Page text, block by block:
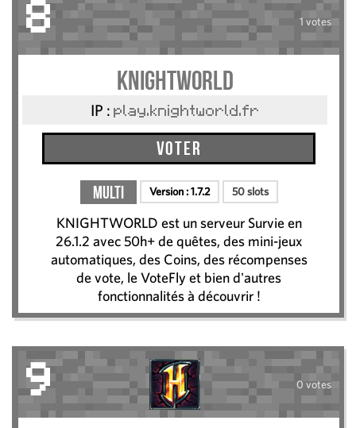
8 1 votes
KnightWorld
IP : play.knightworld.fr
Voter
Multi Version :1.7.2 50 slots
KNIGHTWORLD est un serveur Survie en
26.1.2 avec 50h+ de quêtes, des mini-jeux
automatiques, des Coins, des récompenses
de vote, le VoteFly et bien d'autres
fonctionnalités à découvrir !
9 0 votes